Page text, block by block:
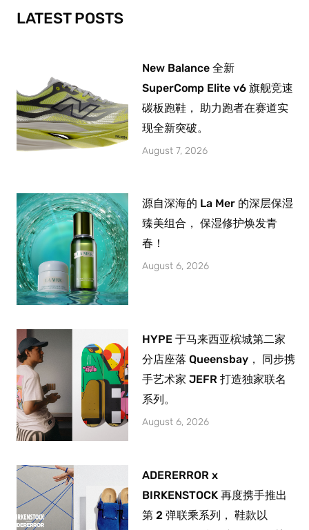
-
f
m
LATEST POSTS
New Balance 全新
SuperComp Elite v6 旗舰竞速
碳板跑鞋， 助力跑者在赛道实
现全新突破。
August 7, 2026
源自深海的 La Mer 的深层保湿
臻美组合， 保湿修护焕发青
春！
August 6, 2026
HYPE 于马来西亚槟城第二家
分店座落 Queensbay， 同步携
手艺术家 JEFR 打造独家联名
系列。
August 6, 2026
ADERERROR x
BIRKENSTOCK 再度携手推出
第 2 弹联乘系列， 鞋款以